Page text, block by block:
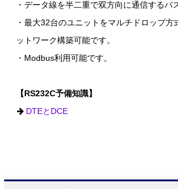
・データ線を半二重で双方向に通信するバ
・最大32台のユニットをマルチドロップ方
ットワーク構築可能です。
・Modbus利用可能です。
【RS232C予備知識】
DTEとDCE